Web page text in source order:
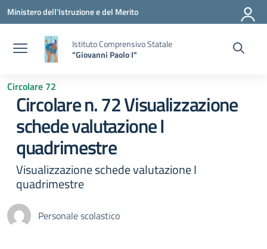
Vai ai contenuti
Vai al menu di navigazione
Vai al footer
Ministero dell'Istruzione e del Merito
Istituto Comprensivo Statale
"Giovanni Paolo I"
Circolare 72
Circolare n. 72 Visualizzazione
schede valutazione I
quadrimestre
Visualizzazione schede valutazione I
quadrimestre
Personale scolastico